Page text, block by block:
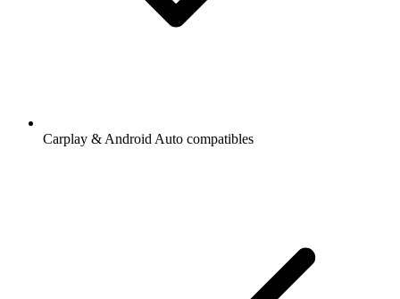
Carplay & Android Auto compatibles